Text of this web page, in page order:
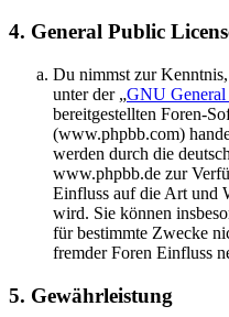
4. General Public
Du nimmst zur
unter der „GNU
bereitgestellten Foren-
(www.phpbb.com)
werden durch die
www.phpbb.de zur
Einfluss auf die Art und
wird. Sie können
für bestimmte Zwecke
fremder Foren Einfluss
5. Gewährleistung